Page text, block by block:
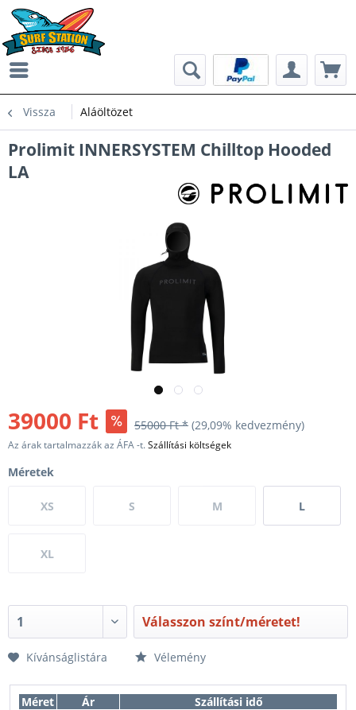
Vissza Aláöltözet
Prolimit INNERSYSTEM Chilltop Hooded
LA
39000 Ft 55000 Ft * (29,09% kedvezmény)
Az árak tartalmazzák az ÁFA -t.Szállítási költségek
Méretek
XS S M L
XL
Válasszon színt/méretet!
Kívánságlistára Vélemény
Méret Ár
Szállítási idő